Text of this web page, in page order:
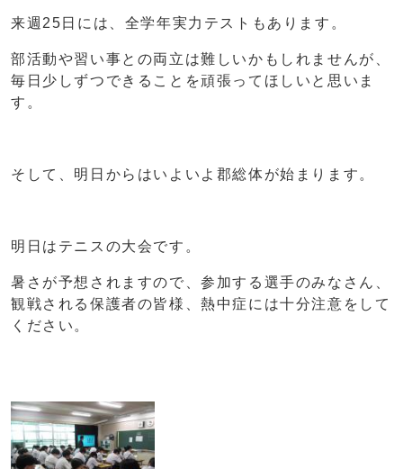
来週25日には、全学年実力テストもあります。
部活動や習い事との両立は難しいかもしれませんが、
毎日少しずつできることを頑張ってほしいと思いま
す。
そして、明日からはいよいよ郡総体が始まります。
明日はテニスの大会です。
暑さが予想されますので、参加する選手のみなさん、
観戦される保護者の皆様、熱中症には十分注意をして
ください。